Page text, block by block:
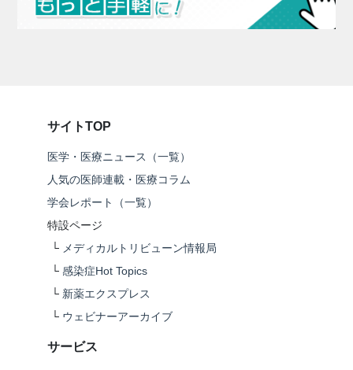
サイトTOP
医学・医療ニュース（一覧）
人気の医師連載・医療コラム
学会レポート（一覧）
特設ページ
└ メディカルトリビューン情報局
└ 感染症Hot Topics
└ 新薬エクスプレス
└ ウェビナーアーカイブ
サービス